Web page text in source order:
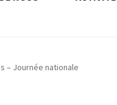
– Journée nationale